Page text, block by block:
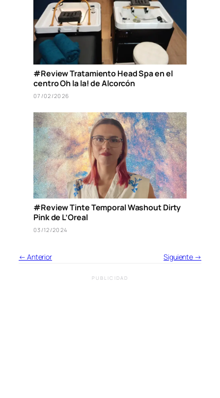
#Review Tratamiento Head Spa en el
centro Oh la la! de Alcorcón
07/02/2026
#Review Tinte Temporal Washout Dirty
Pink de L’Oreal
03/12/2024
← Anterior Siguiente →
PUBLICIDAD